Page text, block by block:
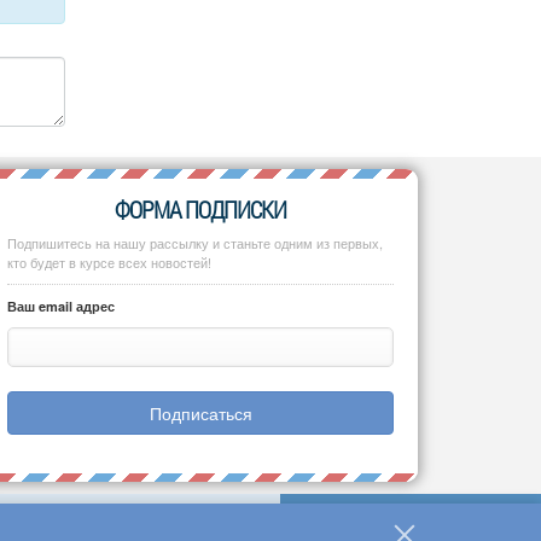
ФОРМА ПОДПИСКИ
Подпишитесь на нашу рассылку и станьте одним из первых,
кто будет в курсе всех новостей!
Ваш email адрес
Подписаться